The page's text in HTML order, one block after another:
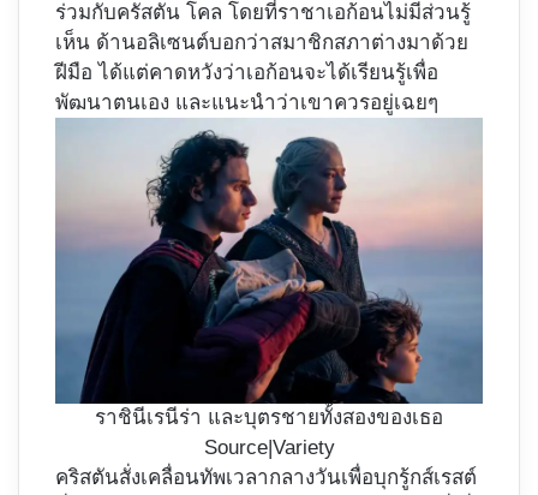
ร่วมกับครัสตัน โคล โดยที่ราชาเอก้อนไม่มีส่วนรู้
เห็น ด้านอลิเซนต์บอกว่าสมาชิกสภาต่างมาด้วย
ฝีมือ ได้แต่คาดหวังว่าเอก้อนจะได้เรียนรู้เพื่อ
พัฒนาตนเอง และแนะนำว่าเขาควรอยู่เฉยๆ
ราชินีเรนีร่า และบุตรชายทั้งสองของเธอ
Source|Variety
คริสตันสั่งเคลื่อนทัพเวลากลางวันเพื่อบุกรู้กส์เรสต์